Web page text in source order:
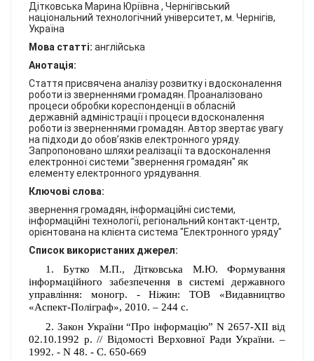
ПУБЛІКАЦІЙ
ПОСИЛАННЯ
КОНТАКТИ
Дітковська Марина Юріївна , Чернігівський
національний технологічний університет, м. Чернігів,
Україна
Мова статті: англійська
Анотація:
Стаття присвячена аналізу розвитку і вдосконалення
роботи із зверненнями громадян. Проаналізовано
процеси обробки кореспонденції в обласній
державній адміністрації і процеси вдосконалення
роботи із зверненнями громадян. Автор звертає увагу
на підходи до обов’язків електронного уряду.
Запропоновано шляхи реалізації та вдосконалення
електронної системи "звернення громадян" як
елементу електронного урядування.
Ключові слова:
звернення громадян, інформаційні системи,
інформаційні технології, регіональний контакт-центр,
орієнтована на клієнта система "Електронного уряду"
Список використаних джерел:
1.Бутко М.П., Дітковська М.Ю. Формування
інформаційного забезпечення в системі державного
управління: моногр. - Ніжин: ТОВ «Видавництво
«Аспект-Поліграф», 2010. – 244 с.
2. Закон України “Про інформацію” N 2657-XII від
02.10.1992 р. // Відомості Верховної Ради України. –
1992. - N 48. - С. 650-669